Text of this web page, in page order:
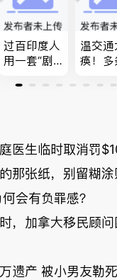
过百印度人
用一套“剧
官：太假
欠款多出$1
9万；突
发！无辜男
孩温哥华市
中心被刺身
亡；
温交通
痪！多
底；做
单；房
盘前兆
国租赁
恐迎暴
医生临时取消罚
那张纸，别留糊涂
会有负罪感？
，加拿大移民顾问
遗产 被小男友勒死